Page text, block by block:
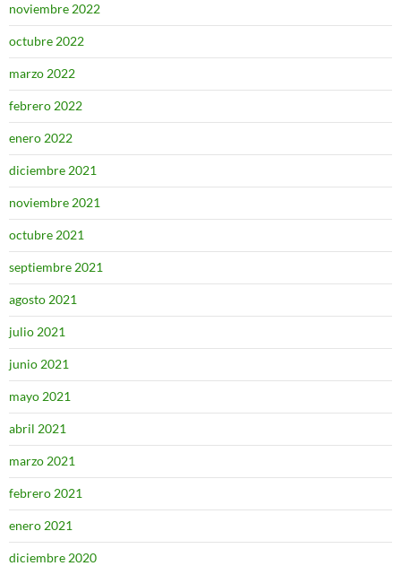
noviembre 2022
octubre 2022
marzo 2022
febrero 2022
enero 2022
diciembre 2021
noviembre 2021
octubre 2021
septiembre 2021
agosto 2021
julio 2021
junio 2021
mayo 2021
abril 2021
marzo 2021
febrero 2021
enero 2021
diciembre 2020